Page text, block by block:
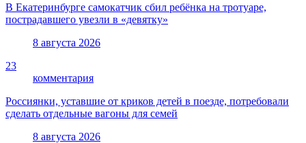
В Екатеринбурге самокатчик сбил ребёнка на тротуаре,
пострадавшего увезли в «девятку»
8 августа 2026
23
комментария
Россиянки, уставшие от криков детей в поезде, потребовали
сделать отдельные вагоны для семей
8 августа 2026